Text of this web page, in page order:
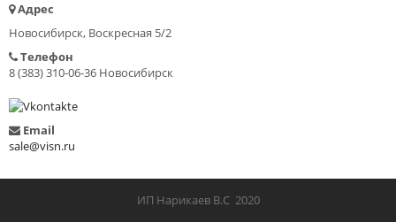
Адрес
Новосибирск, Воскресная 5/2
Телефон
8 (383) 310-06-36 Новосибирск
Email
sale@visn.ru
ИП Нарикаев В.С 2020